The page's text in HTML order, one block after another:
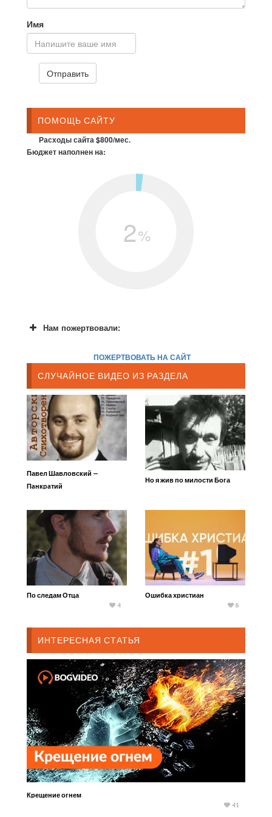
Имя
ПОМОЩЬ САЙТУ
Расходы сайта $800/мес.
Бюджет наполнен на:
2%
Нам пожертвовали:
ПОЖЕРТВОВАТЬ НА САЙТ
СЛУЧАЙНОЕ ВИДЕО ИЗ РАЗДЕЛА
Павел Шавловский —
Пaнкpaтий
Но я жив по милости Бога
По следам Отца
4
Ошибка христиан
8
ИНТЕРЕСНАЯ СТАТЬЯ
Крещение огнем
41